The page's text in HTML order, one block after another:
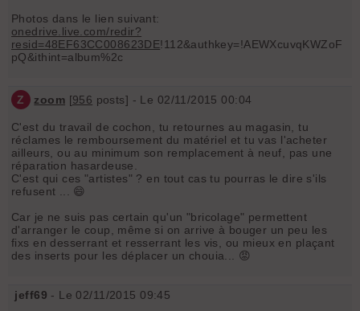
Photos dans le lien suivant:
onedrive.live.com/redir?
resid=48EF63CC008623DE!112&authkey=!AEWXcuvqKWZoF
pQ&ithint=album%2c
Z zoom [956 posts] - Le 02/11/2015 00:04
C'est du travail de cochon, tu retournes au magasin, tu
réclames le remboursement du matériel et tu vas l'acheter
ailleurs, ou au minimum son remplacement à neuf, pas une
réparation hasardeuse.
C'est qui ces "artistes" ? en tout cas tu pourras le dire s'ils
refusent ... 😄
Car je ne suis pas certain qu'un "bricolage" permettent
d'arranger le coup, même si on arrive à bouger un peu les
fixs en desserrant et resserrant les vis, ou mieux en plaçant
des inserts pour les déplacer un chouia... 😡
jeff69 - Le 02/11/2015 09:45